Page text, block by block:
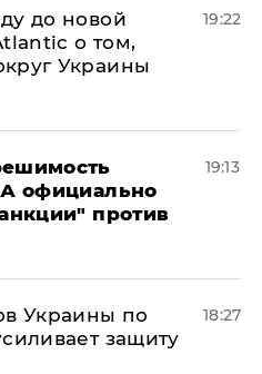
до новой
о том,
Украины
19:22
официально
против
19:13
Украины по
защиту
18:27